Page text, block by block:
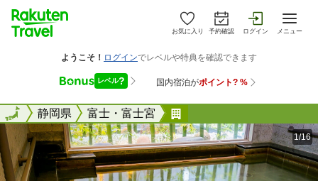
お気に入り 予約確認 ログイン メニュー
全国静岡県 富士・富士宮
全国
1/16